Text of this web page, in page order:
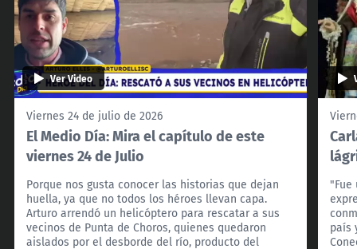
Ver Video
Viernes 24 de julio de 2026
El Medio Día: Mira el capítulo de este
viernes 24 de Julio
Porque nos gusta conocer las historias que dejan
huella, ya que no todos los héroes llevan capa.
Arturo arrendó un helicóptero para rescatar a sus
vecinos de Punta de Choros, quienes quedaron
aislados por el desborde del río, producto del
país